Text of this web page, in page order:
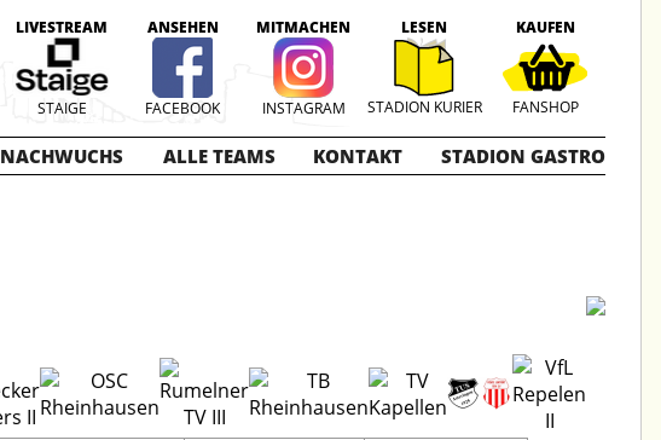
LIVESTREAM
STAIGE
ANSEHEN
FACEBOOK
MITMACHEN
INSTAGRAM
LESEN
STADION KURIER
KAUFEN
FANSHOP
NACHWUCHS ALLE TEAMS KONTAKT STADION GASTRO